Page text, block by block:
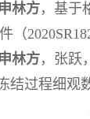
申林方，基于
件（2020SR
申林方，张跃
结过程细观